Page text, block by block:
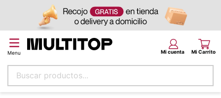
Buscar productos...